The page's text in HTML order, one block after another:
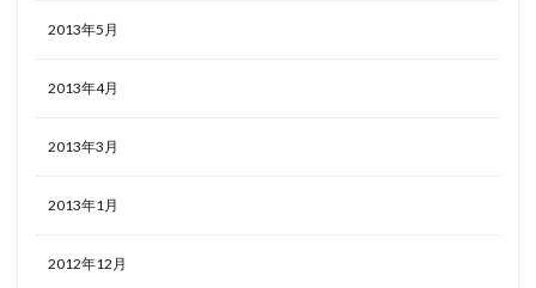
2013年5月
2013年4月
2013年3月
2013年1月
2012年12月